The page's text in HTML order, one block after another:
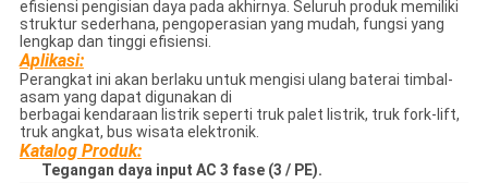
efisiensi pengisian daya pada akhirnya. Seluruh produk memiliki
struktur sederhana, pengoperasian yang mudah, fungsi yang
lengkap dan tinggi efisiensi.
Aplikasi:
Perangkat ini akan berlaku untuk mengisi ulang baterai timbal-
asam yang dapat digunakan di
berbagai kendaraan listrik seperti truk palet listrik, truk fork-lift,
truk angkat, bus wisata elektronik.
Katalog Produk:
Tegangan daya input AC 3 fase (3 / PE).